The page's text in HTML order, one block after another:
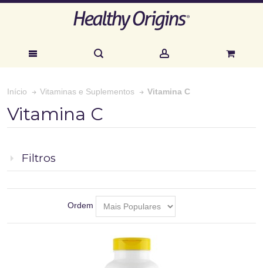
Início Vitaminas e Suplementos Vitamina C
Vitamina C
Filtros
Ordem